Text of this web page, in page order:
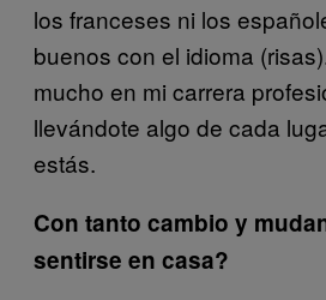
los franceses ni los
buenos con el idioma
mucho en mi carrera
llevándote algo de cada
estás.
Con tanto cambio y
sentirse en casa?